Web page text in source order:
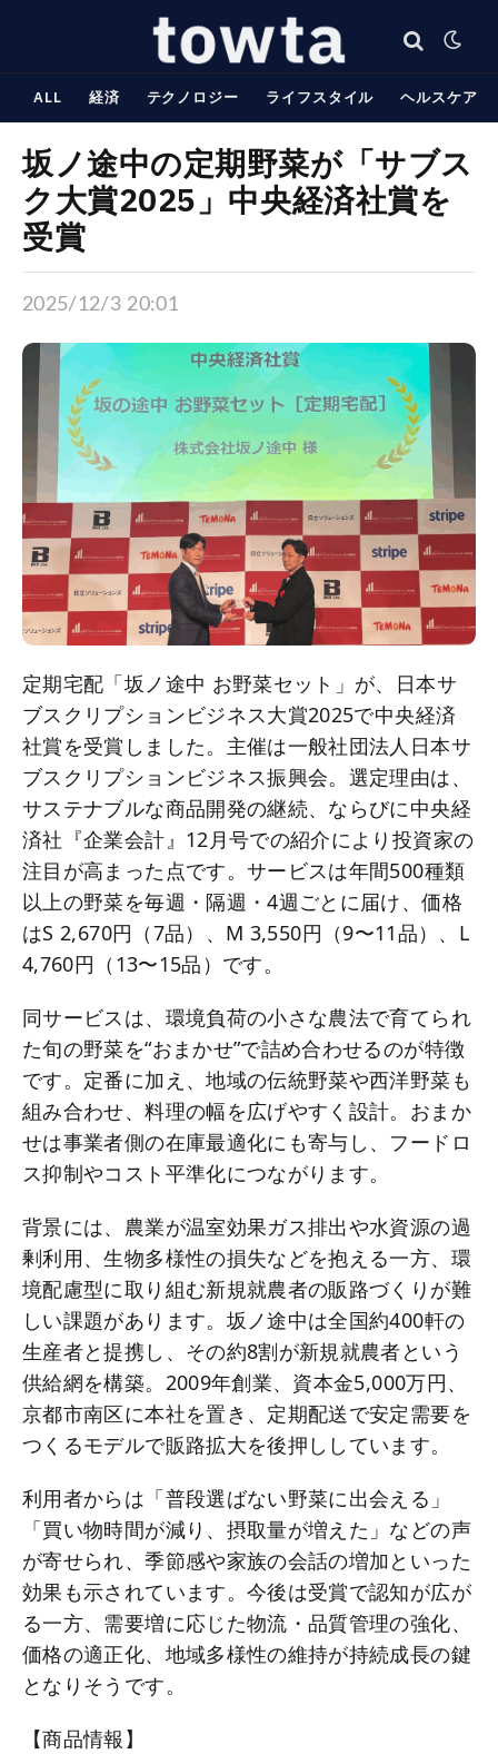
ALL 経済 テクノロジー ライフスタイル ヘルスケア
坂ノ途中の定期野菜が「サブス
ク大賞2025」中央経済社賞を
受賞
2025/12/3 20:01
定期宅配「坂ノ途中 お野菜セット」が、日本サ
ブスクリプションビジネス大賞2025で中央経済
社賞を受賞しました。主催は一般社団法人日本サ
ブスクリプションビジネス振興会。選定理由は、
サステナブルな商品開発の継続、ならびに中央経
済社『企業会計』12月号での紹介により投資家の
注目が高まった点です。サービスは年間500種類
以上の野菜を毎週・隔週・4週ごとに届け、価格
はS 2,670円（7品）、M 3,550円（9〜11品）、L
4,760円（13〜15品）です。
同サービスは、環境負荷の小さな農法で育てられ
た旬の野菜を“おまかせ”で詰め合わせるのが特徴
です。定番に加え、地域の伝統野菜や西洋野菜も
組み合わせ、料理の幅を広げやすく設計。おまか
せは事業者側の在庫最適化にも寄与し、フードロ
ス抑制やコスト平準化につながります。
背景には、農業が温室効果ガス排出や水資源の過
剰利用、生物多様性の損失などを抱える一方、環
境配慮型に取り組む新規就農者の販路づくりが難
しい課題があります。坂ノ途中は全国約400軒の
生産者と提携し、その約8割が新規就農者という
供給網を構築。2009年創業、資本金5,000万円、
京都市南区に本社を置き、定期配送で安定需要を
つくるモデルで販路拡大を後押ししています。
利用者からは「普段選ばない野菜に出会える」
「買い物時間が減り、摂取量が増えた」などの声
が寄せられ、季節感や家族の会話の増加といった
効果も示されています。今後は受賞で認知が広が
る一方、需要増に応じた物流・品質管理の強化、
価格の適正化、地域多様性の維持が持続成長の鍵
となりそうです。
【商品情報】